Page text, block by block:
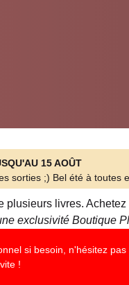
15 AOÛT
sorties ;) Bel été à toutes
livres.
exclusivité Boutique
si besoin, n'hésitez
!